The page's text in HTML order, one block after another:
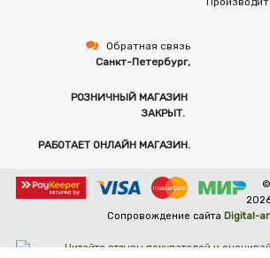
Обратная связь
Санкт-Петербург,
РОЗНИЧНЫЙ МАГАЗИН
ЗАКРЫТ.
РАБОТАЕТ ОНЛАЙН МАГАЗИН.
©
Сопровождение сайта Digital-